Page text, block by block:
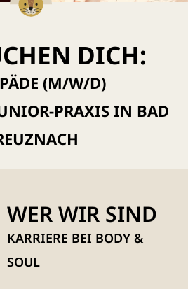
DICH:
(M/W/D)
PRAXIS IN BAD
WER WIR SIND
KARRIERE BEI BODY &
SOUL